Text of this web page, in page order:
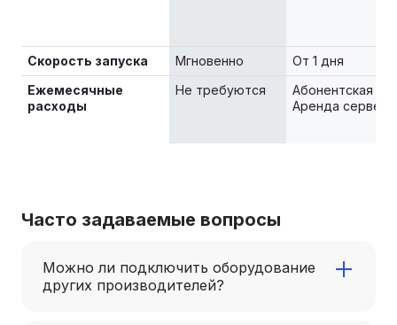
Скорость запуска Мгновенно
От 1 дня
Ежемесячные
расходы
Не требуются
Абонентская
Аренда сервера
Часто задаваемые вопросы
Можно ли подключить оборудование
других производителей?